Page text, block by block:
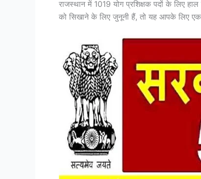
राजस्थान में 1019 योग प्रशिक्षक पदों के लिए
को सिखाने के लिए जुनूनी हैं, तो यह आपके लिए